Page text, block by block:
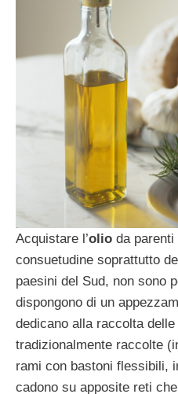
Acquistare l’olio da
consuetudine soprattutto
paesini del Sud, non sono
dispongono di un
dedicano alla raccolta
tradizionalmente raccolte
rami con bastoni flessibili,
cadono su apposite reti